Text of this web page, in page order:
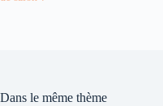
Dans le même thème